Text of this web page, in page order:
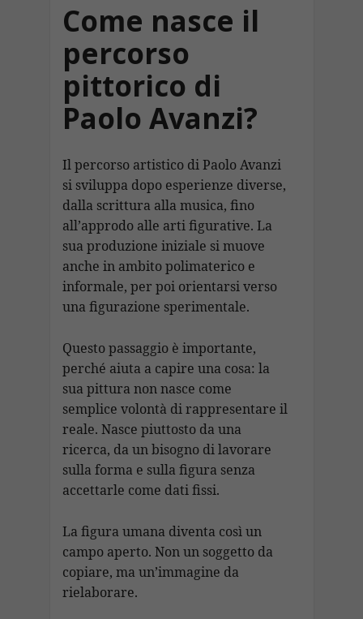
Come nasce il
percorso
pittorico di
Paolo Avanzi?
Il percorso artistico di Paolo Avanzi
si sviluppa dopo esperienze diverse,
dalla scrittura alla musica, fino
all’approdo alle arti figurative. La
sua produzione iniziale si muove
anche in ambito polimaterico e
informale, per poi orientarsi verso
una figurazione sperimentale.
Questo passaggio è importante,
perché aiuta a capire una cosa: la
sua pittura non nasce come
semplice volontà di rappresentare il
reale. Nasce piuttosto da una
ricerca, da un bisogno di lavorare
sulla forma e sulla figura senza
accettarle come dati fissi.
La figura umana diventa così un
campo aperto. Non un soggetto da
copiare, ma un’immagine da
rielaborare.